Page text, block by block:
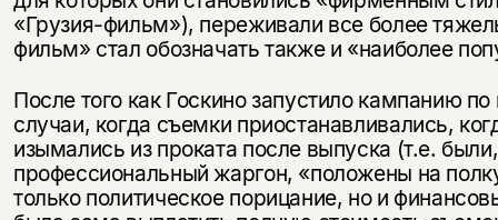
«Грузия-фильм»), переживали все более
фильм» стал обозначать также и «наиболее
После того как Госкино запустило кампанию
случаи, когда съемки приостанавливались,
изымались из проката после выпуска (т.е.
профессиональный жаргон, «положены на
только политическое порицание, но и